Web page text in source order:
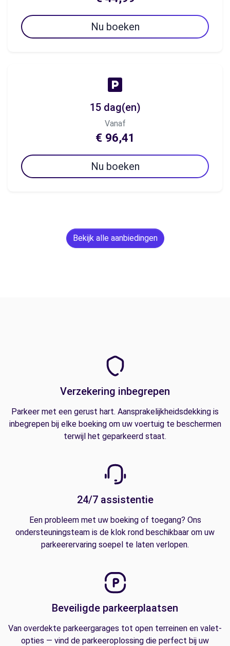
Nu boeken
15 dag(en)
Vanaf
€ 96,41
Nu boeken
Bekijk alle aanbiedingen
Verzekering inbegrepen
Parkeer met een gerust hart. Aansprakelijkheidsdekking is
inbegrepen bij elke boeking om uw voertuig te beschermen
terwijl het geparkeerd staat.
24/7 assistentie
Een probleem met uw boeking of toegang? Ons
ondersteuningsteam is de klok rond beschikbaar om uw
parkeerervaring soepel te laten verlopen.
Beveiligde parkeerplaatsen
Van overdekte parkeergarages tot open terreinen en valet-
opties — vind de parkeeroplossing die perfect bij uw